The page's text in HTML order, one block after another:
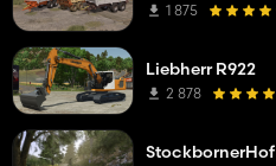
1 875
Liebherr R922
2 878
StockbornerHof